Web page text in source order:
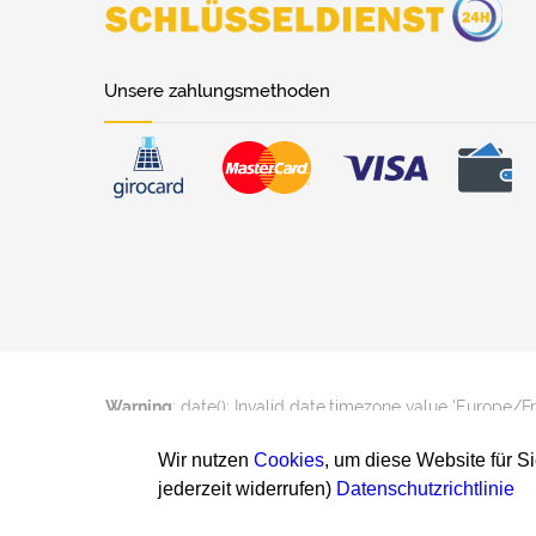
Unsere zahlungsmethoden
Warning: date(): Invalid date.timezone value 'Europe/
Warning: date(): Invalid date.timezone value 'Europe/
Wir nutzen Cookies, um diese Website für
jederzeit widerrufen) Datenschutzrichtlinie